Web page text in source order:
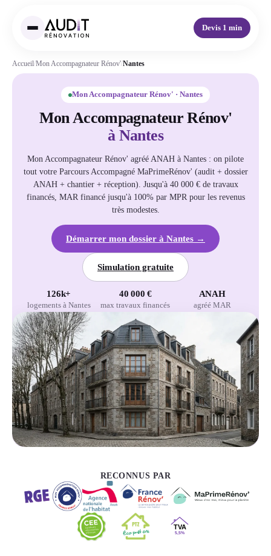
Devis 1 min
Accueil/Mon Accompagnateur Rénov'/Nantes
Mon Accompagnateur Rénov' · Nantes
Mon Accompagnateur Rénov'
à Nantes
Mon Accompagnateur Rénov' agréé ANAH à Nantes : on pilote
tout votre Parcours Accompagné MaPrimeRénov' (audit + dossier
ANAH + chantier + réception). Jusqu'à 40 000 € de travaux
financés, MAR financé jusqu'à 100% par MPR pour les revenus
très modestes.
Démarrer mon dossier à Nantes →
Simulation gratuite
126k+
logements à Nantes
40 000 €
max travaux financés
ANAH
agréé MAR
RECONNUS PAR